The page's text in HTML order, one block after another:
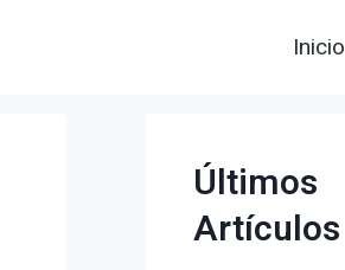
Inicio
Últimos
Artículos